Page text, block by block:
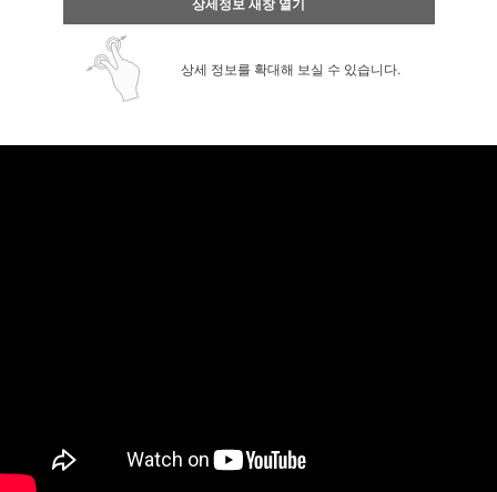
상세 정보를 확대해 보실 수 있습니다.